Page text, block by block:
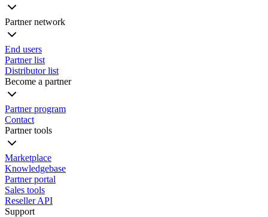
Partner network
End users
Partner list
Distributor list
Become a partner
Partner program
Contact
Partner tools
Marketplace
Knowledgebase
Partner portal
Sales tools
Reseller API
Support